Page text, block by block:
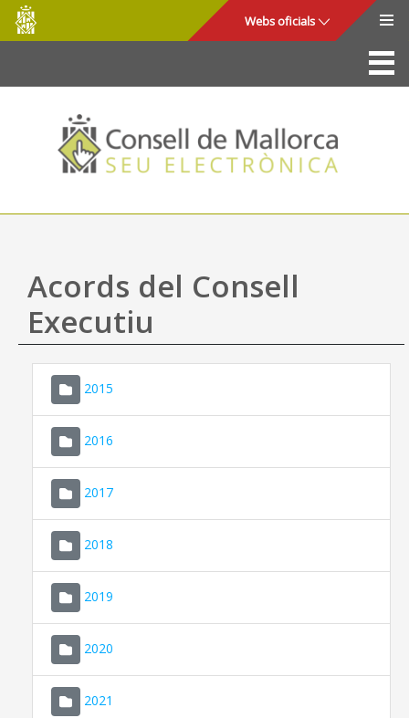
Salta al contingut principal
Consell
de
Mallorca
Webs oficials
La Seu
Consell de Mallorca
Accés i seguretat
Utilitats
Ajuda
Acords del Consell
Executiu
2015
2016
2017
2018
2019
2020
2021